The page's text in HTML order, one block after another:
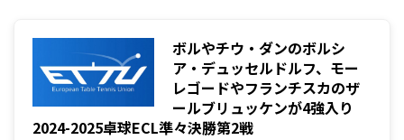
ボルやチウ・ダンのボルシ
ア・デュッセルドルフ、モー
レゴードやフランチスカのザ
ールブリュッケンが4強入り
2024-2025卓球ECL準々決勝第2戦